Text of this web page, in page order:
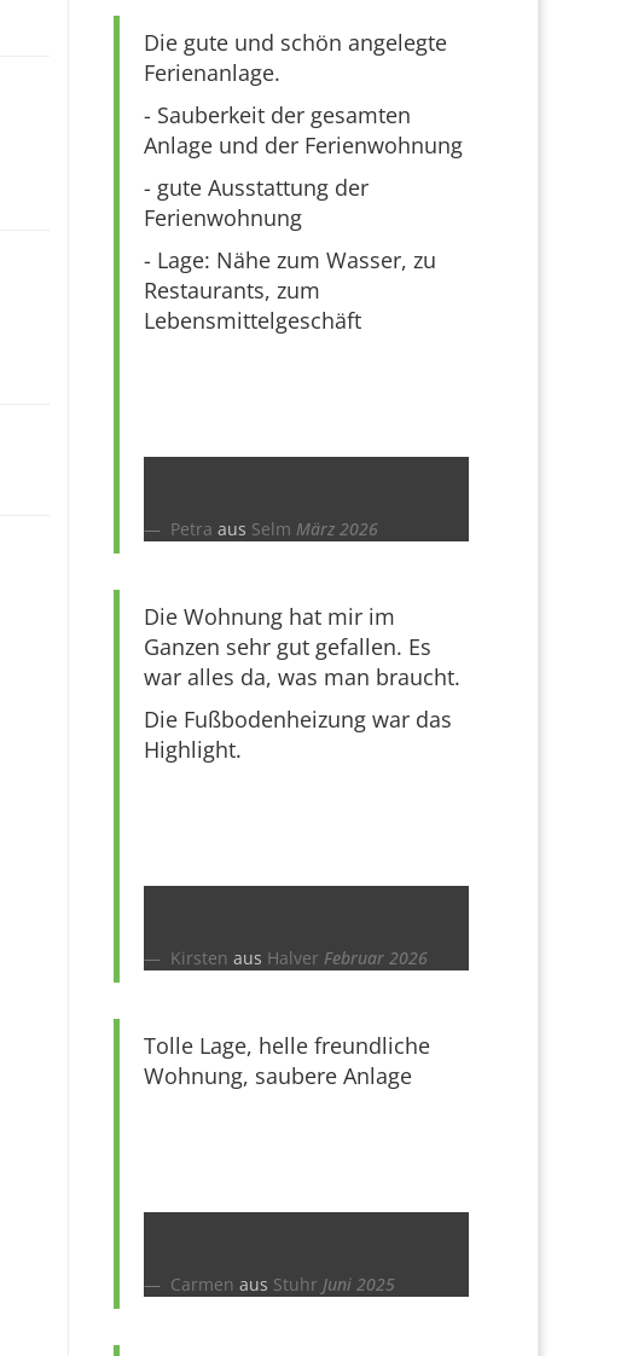
Die gute und schön angelegte
Ferienanlage.
- Sauberkeit der gesamten
Anlage und der Ferienwohnung
- gute Ausstattung der
Ferienwohnung
- Lage: Nähe zum Wasser, zu
Restaurants, zum
Lebensmittelgeschäft
Petra aus Selm März 2026
Die Wohnung hat mir im
Ganzen sehr gut gefallen. Es
war alles da, was man braucht.
Die Fußbodenheizung war das
Highlight.
Kirsten aus Halver Februar 2026
Tolle Lage, helle freundliche
Wohnung, saubere Anlage
Carmen aus Stuhr Juni 2025